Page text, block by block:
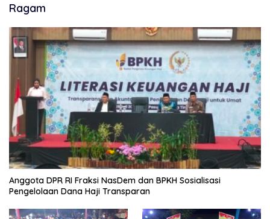
Ragam
Anggota DPR RI Fraksi NasDem dan BPKH Sosialisasi
Pengelolaan Dana Haji Transparan